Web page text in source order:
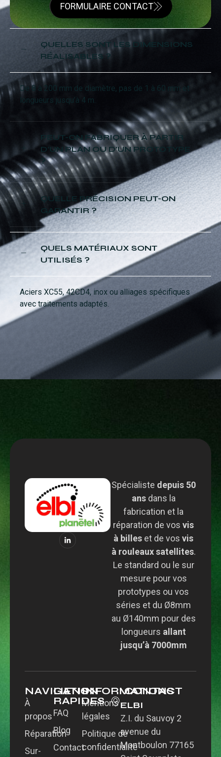
FORMULAIRE CONTACT
QUELLES SONT LES DIMENSIONS
RÉALISABLES ?
De 8 à 200 mm de diamètre, pas de 1 à 60 mm et
longueurs jusqu’à 4 m.
PEUT-ON FABRIQUER À PARTIR
D’UN PLAN OU D’UN PROTOTYPE
?
QUELLE PRÉCISION PEUT-ON
GARANTIR ?
QUELS MATÉRIAUX SONT
UTILISÉS ?
Aciers XC55, 42CD4, inox ou alliages spécifiques
avec traitements adaptés.
Spécialiste depuis 50
ansdans la
fabrication et la
réparation de vos vis
à billes et de vos vis
à rouleaux satellites.
Le standard ou le sur
mesure pour vos
prototypes ou vos
séries et du Ø8mm
au Ø140mm pour des
longueurs allant
jusqu’à 7000mm
NAVIGATION
À
propos
Réparation
Sur-
LIENS
RAPIDES
FAQ
Blog
Contact
INFORMATIONS
Mentions
légales
Politique de
confidentialité
CONTACT
ELBI
Z.I. du Sauvoy 2
avenue du
Montboulon 77165